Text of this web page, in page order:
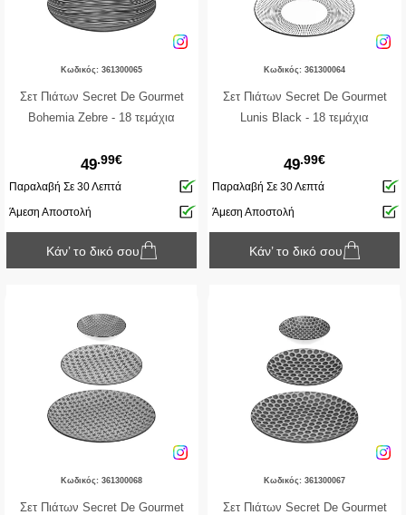
Κωδικός: 361300065
Σετ Πιάτων Secret De Gourmet
Bohemia Zebre - 18 τεμάχια
49.99€
Παραλαβή Σε 30 Λεπτά
Άμεση Αποστολή
Κάν’ το δικό σου
Κωδικός: 361300064
Σετ Πιάτων Secret De Gourmet
Lunis Black - 18 τεμάχια
49.99€
Παραλαβή Σε 30 Λεπτά
Άμεση Αποστολή
Κάν’ το δικό σου
Κωδικός: 361300068
Σετ Πιάτων Secret De Gourmet
Κωδικός: 361300067
Σετ Πιάτων Secret De Gourmet